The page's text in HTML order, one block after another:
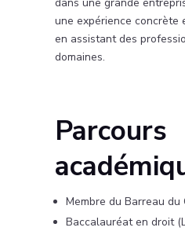
une expérience concrète
en assistant des
domaines.
Parcours
Membre du Barreau du
Baccalauréat en droit